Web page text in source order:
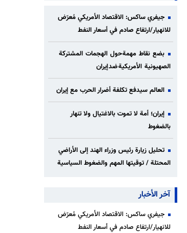
جيفري ساكس: الاقتصاد الأمريكي مُعرّض
للانهيار/ارتفاع صادم في أسعار النفط
بضع نقاط مهمة حول الهجمات المشتركة
الصهيونية الأمريكية ضد إيران
العالم سيدفع تكلفة أضرار الحرب مع إيران
إيران؛ أمة لا تموت بالاغتيال ولا تنهار
بالضغوط
تحليل زيارة رئيس وزراء الهند إلى الأراضي
المحتلة / توقيتها المهم والضغوط السياسية
آخر الأخبار
جيفري ساكس: الاقتصاد الأمريكي مُعرّض
للانهيار/ارتفاع صادم في أسعار النفط